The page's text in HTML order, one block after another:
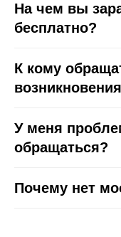
На чем вы
бесплатно?
К кому
У меня
обращаться?
Почему нет